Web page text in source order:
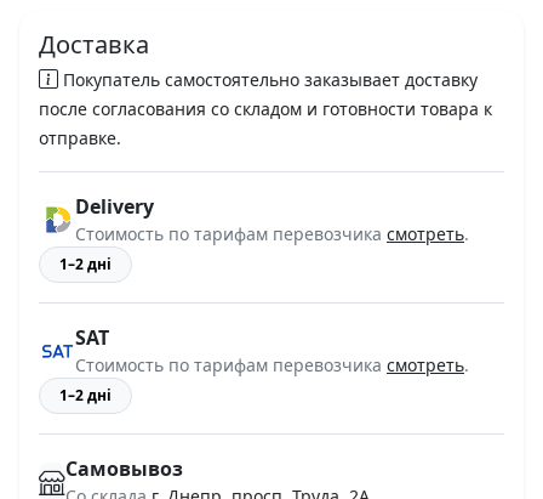
Доставка
Покупатель самостоятельно заказывает доставку
после согласования со складом и готовности товара к
отправке.
Delivery
Стоимость по тарифам перевозчика смотреть.
1–2 дні
SAT
Стоимость по тарифам перевозчика смотреть.
1–2 дні
Самовывоз